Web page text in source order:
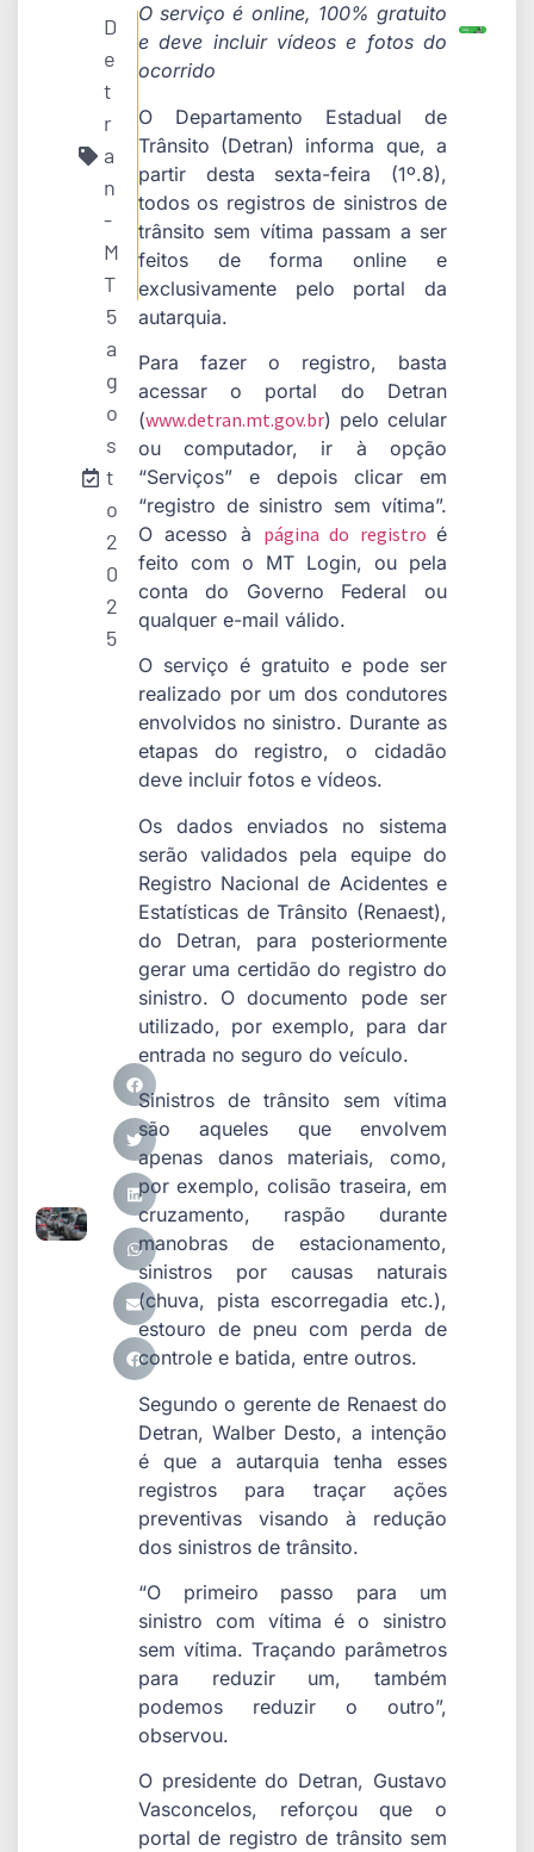
D
e
t
r
a
n
-
M
T
5
a
g
o
s
t
o
2
0
2
5
O serviço é online, 100% gratuito
e deve incluir vídeos e fotos do
ocorrido
O Departamento Estadual de
Trânsito (Detran) informa que, a
partir desta sexta-feira (1º.8),
todos os registros de sinistros de
trânsito sem vítima passam a ser
feitos de forma online e
exclusivamente pelo portal da
autarquia.
Para fazer o registro, basta
acessar o portal do Detran
(www.detran.mt.gov.br) pelo celular
ou computador, ir à opção
“Serviços” e depois clicar em
“registro de sinistro sem vítima”.
O acesso à página do registroé
feito com o MT Login, ou pela
conta do Governo Federal ou
qualquer e-mail válido.
O serviço é gratuito e pode ser
realizado por um dos condutores
envolvidos no sinistro. Durante as
etapas do registro, o cidadão
deve incluir fotos e vídeos.
Os dados enviados no sistema
serão validados pela equipe do
Registro Nacional de Acidentes e
Estatísticas de Trânsito (Renaest),
do Detran, para posteriormente
gerar uma certidão do registro do
sinistro. O documento pode ser
utilizado, por exemplo, para dar
entrada no seguro do veículo.
Sinistros de trânsito sem vítima
são aqueles que envolvem
apenas danos materiais, como,
por exemplo, colisão traseira, em
cruzamento, raspão durante
manobras de estacionamento,
sinistros por causas naturais
(chuva, pista escorregadia etc.),
estouro de pneu com perda de
controle e batida, entre outros.
Segundo o gerente de Renaest do
Detran, Walber Desto, a intenção
é que a autarquia tenha esses
registros para traçar ações
preventivas visando à redução
dos sinistros de trânsito.
“O primeiro passo para um
sinistro com vítima é o sinistro
sem vítima. Traçando parâmetros
para reduzir um, também
podemos reduzir o outro”,
observou.
O presidente do Detran, Gustavo
Vasconcelos, reforçou que o
portal de registro de trânsito sem